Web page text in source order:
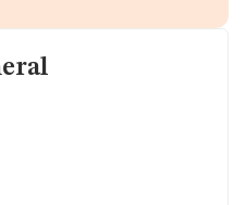
complementaria.